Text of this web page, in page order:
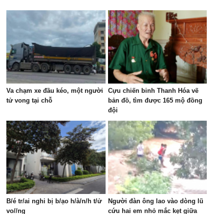
Va chạm xe đầu kéo, một người
tử vong tại chỗ
Cựu chiến binh Thanh Hóa vẽ
bản đồ, tìm được 165 mộ đồng
đội
B/é tr/ai nghi bị b/ạo h/à/n/h t/ử
vo//ng
Người đàn ông lao vào dòng lũ
cứu hai em nhỏ mắc kẹt giữa